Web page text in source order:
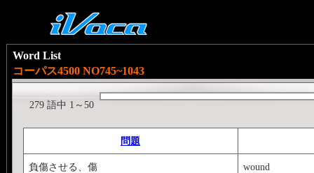
Word List
コーパス4500 NO745~1043
279 語中 1～50
問題
負傷させる、傷 wound